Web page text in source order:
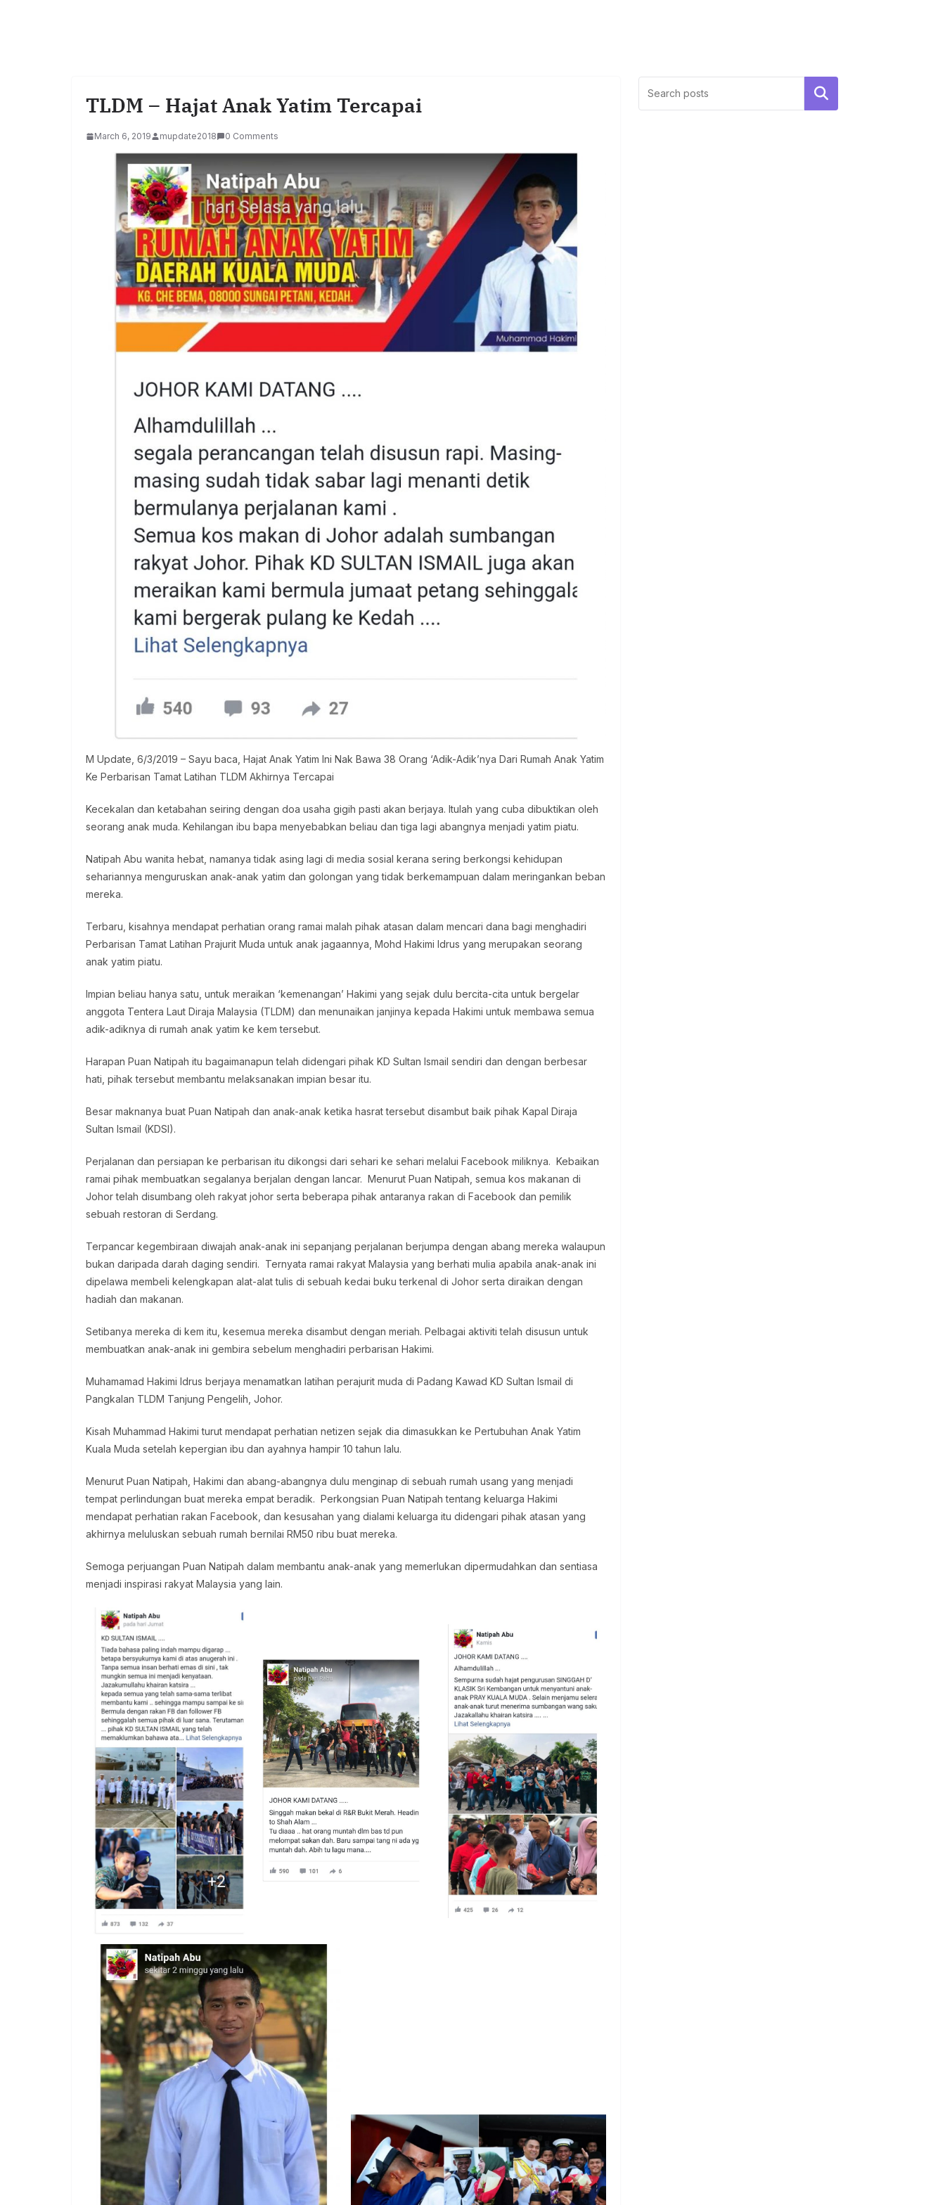
TLDM – Hajat Anak Yatim Tercapai
March 6, 2019 mupdate2018 0 Comments
M Update, 6/3/2019 – Sayu baca, Hajat Anak Yatim Ini Nak Bawa 38 Orang ‘Adik-Adik’nya Dari Rumah Anak Yatim
Ke Perbarisan Tamat Latihan TLDM Akhirnya Tercapai
Kecekalan dan ketabahan seiring dengan doa usaha gigih pasti akan berjaya. Itulah yang cuba dibuktikan oleh
seorang anak muda. Kehilangan ibu bapa menyebabkan beliau dan tiga lagi abangnya menjadi yatim piatu.
Natipah Abu wanita hebat, namanya tidak asing lagi di media sosial kerana sering berkongsi kehidupan
sehariannya menguruskan anak-anak yatim dan golongan yang tidak berkemampuan dalam meringankan beban
mereka.
Terbaru, kisahnya mendapat perhatian orang ramai malah pihak atasan dalam mencari dana bagi menghadiri
Perbarisan Tamat Latihan Prajurit Muda untuk anak jagaannya, Mohd Hakimi Idrus yang merupakan seorang
anak yatim piatu.
Impian beliau hanya satu, untuk meraikan ‘kemenangan’ Hakimi yang sejak dulu bercita-cita untuk bergelar
anggota Tentera Laut Diraja Malaysia (TLDM) dan menunaikan janjinya kepada Hakimi untuk membawa semua
adik-adiknya di rumah anak yatim ke kem tersebut.
Harapan Puan Natipah itu bagaimanapun telah didengari pihak KD Sultan Ismail sendiri dan dengan berbesar
hati, pihak tersebut membantu melaksanakan impian besar itu.
Besar maknanya buat Puan Natipah dan anak-anak ketika hasrat tersebut disambut baik pihak Kapal Diraja
Sultan Ismail (KDSI).
Perjalanan dan persiapan ke perbarisan itu dikongsi dari sehari ke sehari melalui Facebook miliknya. Kebaikan
ramai pihak membuatkan segalanya berjalan dengan lancar. Menurut Puan Natipah, semua kos makanan di
Johor telah disumbang oleh rakyat johor serta beberapa pihak antaranya rakan di Facebook dan pemilik
sebuah restoran di Serdang.
Terpancar kegembiraan diwajah anak-anak ini sepanjang perjalanan berjumpa dengan abang mereka walaupun
bukan daripada darah daging sendiri. Ternyata ramai rakyat Malaysia yang berhati mulia apabila anak-anak ini
dipelawa membeli kelengkapan alat-alat tulis di sebuah kedai buku terkenal di Johor serta diraikan dengan
hadiah dan makanan.
Setibanya mereka di kem itu, kesemua mereka disambut dengan meriah. Pelbagai aktiviti telah disusun untuk
membuatkan anak-anak ini gembira sebelum menghadiri perbarisan Hakimi.
Muhamamad Hakimi Idrus berjaya menamatkan latihan perajurit muda di Padang Kawad KD Sultan Ismail di
Pangkalan TLDM Tanjung Pengelih, Johor.
Kisah Muhammad Hakimi turut mendapat perhatian netizen sejak dia dimasukkan ke Pertubuhan Anak Yatim
Kuala Muda setelah kepergian ibu dan ayahnya hampir 10 tahun lalu.
Menurut Puan Natipah, Hakimi dan abang-abangnya dulu menginap di sebuah rumah usang yang menjadi
tempat perlindungan buat mereka empat beradik. Perkongsian Puan Natipah tentang keluarga Hakimi
mendapat perhatian rakan Facebook, dan kesusahan yang dialami keluarga itu didengari pihak atasan yang
akhirnya meluluskan sebuah rumah bernilai RM50 ribu buat mereka.
Semoga perjuangan Puan Natipah dalam membantu anak-anak yang memerlukan dipermudahkan dan sentiasa
menjadi inspirasi rakyat Malaysia yang lain.
Search